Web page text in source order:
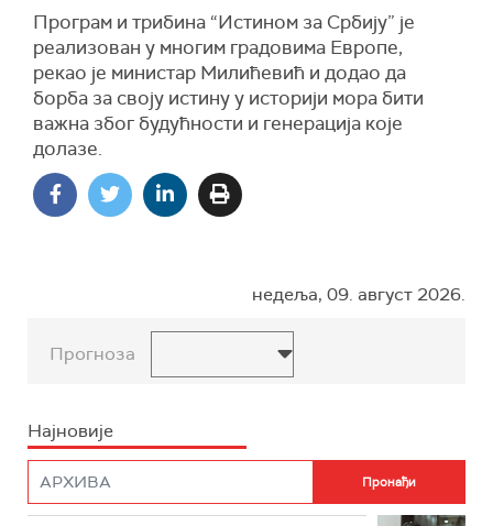
Програм и трибина “Истином за Србију” је
реализован у многим градовима Европе,
рекао је министар Милићевић и додао да
борба за своју истину у историји мора бити
важна због будућности и генерација које
долазе.
недеља, 09. август 2026.
Прогноза
Најновије